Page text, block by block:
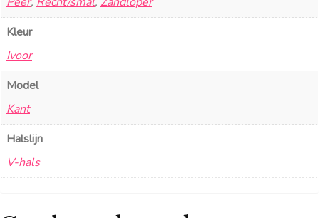
Kleur
Ivoor
Model
Kant
Halslijn
V-hals